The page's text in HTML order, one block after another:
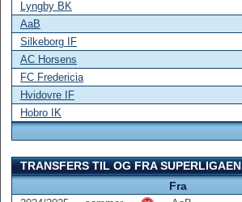
Lyngby BK
AaB
Silkeborg IF
AC Horsens
FC Fredericia
Hvidovre IF
Hobro IK
TRANSFERS TIL OG FRA SUPERLIGAEN
Fra